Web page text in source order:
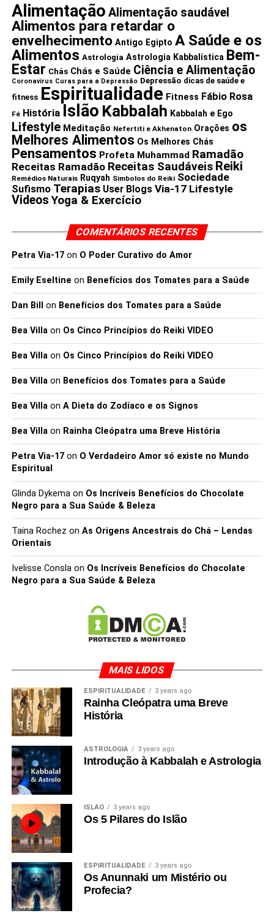
Alimentação Alimentação saudável
Alimentos para retardar o
envelhecimento Antigo Egipto A Saúde e os
Alimentos Astrologia Astrologia Kabbalística Bem-
Estar Chás Chás e Saúde Ciência e Alimentação
Coronavirus Curas para a Depressão Depressão dicas de saúde e
fitness Espiritualidade Fitness Fábio Rosa
Fé História Islão Kabbalah Kabbalah e Ego
Lifestyle Meditação Nefertiti e Akhenaton Orações os
Melhores Alimentos Os Melhores Chás
Pensamentos Profeta Muhammad Ramadão
Receitas Ramadão Receitas Saudáveis Reiki
Remédios Naturais Ruqyah Simbolos do Reiki Sociedade
Sufismo Terapias User Blogs Via-17 Lifestyle
Videos Yoga & Exercício
COMENTÁRIOS RECENTES
Petra Via-17on O Poder Curativo do Amor
Emily Eseltine on Benefícios dos Tomates para a Saúde
Dan Bill on Benefícios dos Tomates para a Saúde
Bea Villaon Os Cinco Princípios do Reiki VIDEO
Bea Villaon Os Cinco Princípios do Reiki VIDEO
Bea Villaon Benefícios dos Tomates para a Saúde
Bea Villaon A Dieta do Zodíaco e os Signos
Bea Villaon Rainha Cleópatra uma Breve História
Petra Via-17on O Verdadeiro Amor só existe no Mundo
Espiritual
Glinda Dykemaon Os Incríveis Benefícios do Chocolate
Negro para a Sua Saúde & Beleza
Taina Rochez on As Origens Ancestrais do Chá – Lendas
Orientais
Ivelisse Conslaon Os Incríveis Benefícios do Chocolate
Negro para a Sua Saúde & Beleza
MAIS LIDOS
ESPIRITUALIDADE 3 years ago
Rainha Cleópatra uma Breve
História
ASTROLOGIA 3 years ago
Introdução à Kabbalah e Astrologia
ISLÃO 3 years ago
Os 5 Pilares do Islão
ESPIRITUALIDADE 3 years ago
Os Anunnaki um Mistério ou
Profecia?